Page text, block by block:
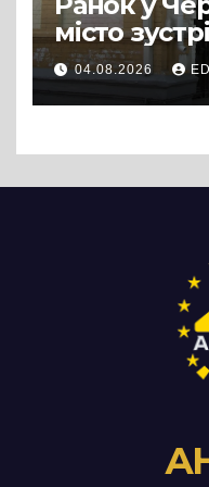
місто
04.08.2026